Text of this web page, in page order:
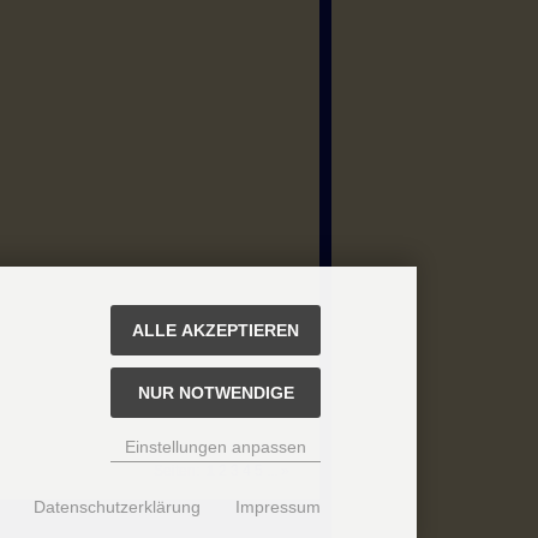
ALLE AKZEPTIEREN
NUR NOTWENDIGE
Einstellungen anpassen
Datenschutzerklärung Impressum